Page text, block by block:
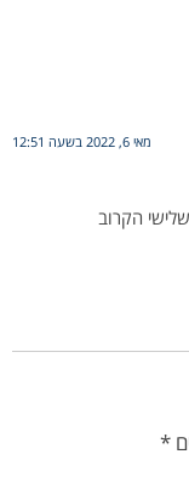
מאי 6, 2022 בשעה 12:51
הקרוב
*